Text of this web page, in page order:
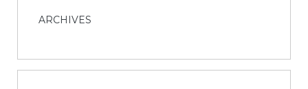
ARCHIVES